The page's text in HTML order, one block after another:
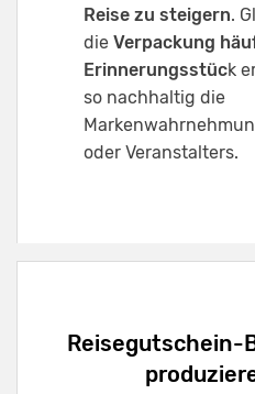
Reise zu steigern.
die Verpackung
Erinnerungsstück
so nachhaltig die
oder Veranstalters.
Reisegutschein-